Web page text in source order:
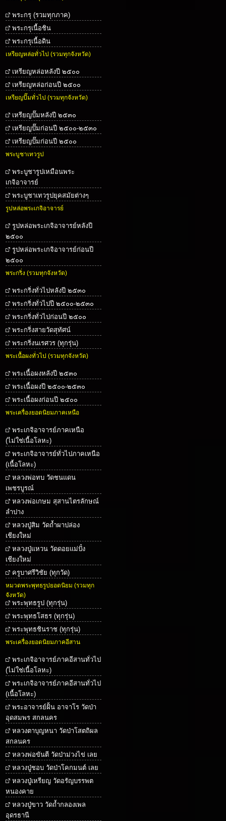
พระกรุ (รวมทุกภาค)
พระกรุเนื้อชิน
พระกรุเนื้อดิน
เหรียญหล่อทั่วไป (รวมทุกจังหวัด)
เหรียญหล่อหลังปี ๒๕๐๐
เหรียญหล่อก่อนปี ๒๕๐๐
เหรียญปั๊มทั่วไป (รวมทุกจังหวัด)
เหรียญปั๊มหลังปี ๒๕๓๐
เหรียญปั๊มก่อนปี ๒๕๐๐-๒๕๓๐
เหรียญปั๊มก่อนปี ๒๕๐๐
พระบูชาเทวรูป
พระบูชารูปเหมือนพระ
เกจิอาจารย์
พระบูชาเทวรูปยุคสมัยต่างๆ
รูปหล่อพระเกจิอาจารย์
รูปหล่อพระเกจิอาจารย์หลังปี
๒๕๐๐
รูปหล่อพระเกจิอาจารย์ก่อนปี
๒๕๐๐
พระกริ่ง (รวมทุกจังหวัด)
พระกริ่งทั่วไปหลังปี ๒๕๓๐
พระกริ่งทั่วไปปี ๒๕๐๐-๒๕๓๐
พระกริ่งทั่วไปก่อนปี ๒๕๐๐
พระกริ่งสายวัดสุทัศน์
พระกริ่งนเรศวร (ทุกรุ่น)
พระเนื้อผงทั่วไป (รวมทุกจังหวัด)
พระเนื้อผงหลังปี ๒๕๓๐
พระเนื้อผงปี ๒๕๐๐-๒๕๓๐
พระเนื้อผงก่อนปี ๒๕๐๐
พระเครื่องยอดนิยมภาคเหนือ
พระเกจิอาจารย์ภาคเหนือ
(ไม่ใช่เนื้อโลหะ)
พระเกจิอาจารย์ทั่วไปภาคเหนือ
(เนื้อโลหะ)
หลวงพ่อทบ วัดชนแดน
เพชรบูรณ์
หลวงพ่อเกษม สุสานไตรลักษณ์
ลำปาง
หลวงปู่สิม วัดถ้ำผาปล่อง
เชียงใหม่
หลวงปู่แหวน วัดดอยแม่ปั๋ง
เชียงใหม่
ครูบาศรีวิชัย (ทุกวัด)
หมวดพระพุทธรูปยอดนิยม (รวมทุก
จังหวัด)
พระพุทธรูป (ทุกรุ่น)
พระพุทธโสธร (ทุกรุ่น)
พระพุทธชินราช (ทุกรุ่น)
พระเครื่องยอดนิยมภาคอีสาน
พระเกจิอาจารย์ภาคอีสานทั่วไป
(ไม่ใช่เนื้อโลหะ)
พระเกจิอาจารย์ภาคอีสานทั่วไป
(เนื้อโลหะ)
พระอาจารย์ฝั้น อาจาโร วัดป่า
อุดสมพร สกลนคร
หลวงตาบุญหนา วัดป่าโสตถิผล
สกลนคร
หลวงพ่อขันตี วัดป่าม่วงไข่ เลย
หลวงปู่ชอบ วัดป่าโคกมนต์ เลย
หลวงปู่เหรียญ วัดอรัญบรรพต
หนองคาย
หลวงปู่ขาว วัดถ้ำกลองเพล
อุดรธานี